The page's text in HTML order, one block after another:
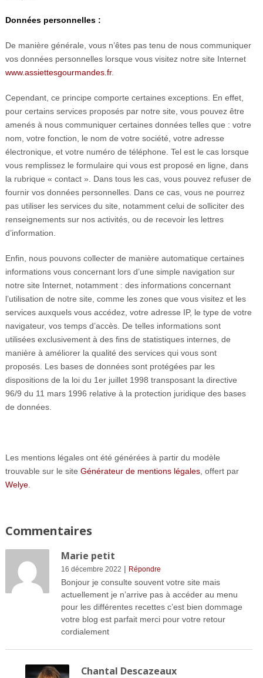
Données personnelles :
De manière générale, vous n’êtes pas tenu de nous communiquer
vos données personnelles lorsque vous visitez notre site Internet
www.assiettesgourmandes.fr.
Cependant, ce principe comporte certaines exceptions. En effet,
pour certains services proposés par notre site, vous pouvez être
amenés à nous communiquer certaines données telles que : votre
nom, votre fonction, le nom de votre société, votre adresse
électronique, et votre numéro de téléphone. Tel est le cas lorsque
vous remplissez le formulaire qui vous est proposé en ligne, dans
la rubrique « contact ». Dans tous les cas, vous pouvez refuser de
fournir vos données personnelles. Dans ce cas, vous ne pourrez
pas utiliser les services du site, notamment celui de solliciter des
renseignements sur nos activités, ou de recevoir les lettres
d’information.
Enfin, nous pouvons collecter de manière automatique certaines
informations vous concernant lors d’une simple navigation sur
notre site Internet, notamment : des informations concernant
l’utilisation de notre site, comme les zones que vous visitez et les
services auxquels vous accédez, votre adresse IP, le type de votre
navigateur, vos temps d’accès. De telles informations sont
utilisées exclusivement à des fins de statistiques internes, de
manière à améliorer la qualité des services qui vous sont
proposés. Les bases de données sont protégées par les
dispositions de la loi du 1er juillet 1998 transposant la directive
96/9 du 11 mars 1996 relative à la protection juridique des bases
de données.
Les mentions légales ont été générées à partir du modèle
trouvable sur le site Générateur de mentions légales, offert par
Welye.
Commentaires
Marie petit
16 décembre 2022 | Répondre
Bonjour je consulte souvent votre site mais
actuellement je n’arrive pas à accéder au menu
pour les différentes recettes c’est bien dommage
votre blog est parfait merci pour votre retour
cordialement
Chantal Descazeaux